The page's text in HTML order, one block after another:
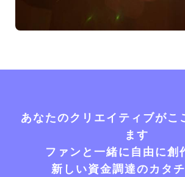
あなたのクリエイティブがこ
ます
ファンと一緒に自由に創
新しい資金調達のカタ